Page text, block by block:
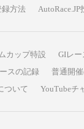
録方法 AutoRace.JP
カップ特設 GIレー
スの記録
普通開
ついて YouTubeチ